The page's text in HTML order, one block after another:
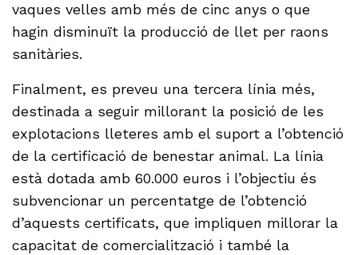
vaques velles amb més de cinc anys o que
hagin disminuït la producció de llet per raons
sanitàries.
Finalment, es preveu una tercera línia més,
destinada a seguir millorant la posició de les
explotacions lleteres amb el suport a l’obtenció
de la certificació de benestar animal. La línia
està dotada amb 60.000 euros i l’objectiu és
subvencionar un percentatge de l’obtenció
d’aquests certificats, que impliquen millorar la
capacitat de comercialització i també la